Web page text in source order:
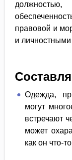
правовой и
и
Одежда,
могут
встречают
может
как он что-